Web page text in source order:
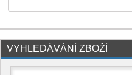
VYHLEDÁVÁNÍ ZBOŽÍ